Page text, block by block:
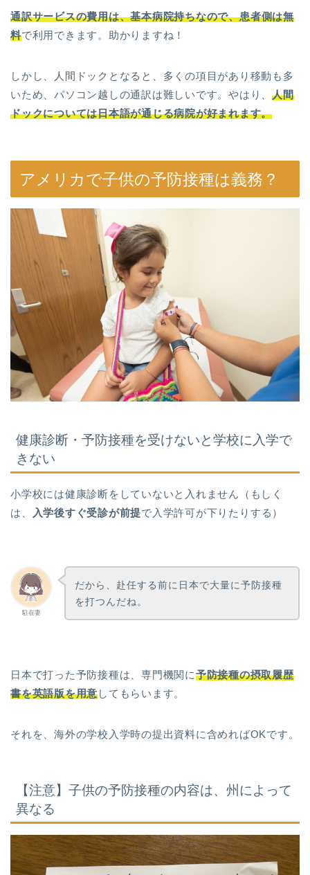
通訳サービスの費用は、基本病院持ちなので、患者側は無
料で利用できます。助かりますね！
しかし、人間ドックとなると、多くの項目があり移動も多
いため、パソコン越しの通訳は難しいです。やはり、人間
ドックについては日本語が通じる病院が好まれます。
アメリカで子供の予防接種は義務？
健康診断・予防接種を受けないと学校に入学で
きない
小学校には健康診断をしていないと入れません（もしく
は、
入学後すぐ受診が前提で入学許可が下りたりする）
駐在妻
だから、赴任する前に日本で大量に予防接種
を打つんだね。
日本で打った予防接種は、専門機関に予防接種の摂取履歴
書を英語版を用意してもらいます。
それを、海外の学校入学時の提出資料に含めればOKです。
【注意】子供の予防接種の内容は、州によって
異なる